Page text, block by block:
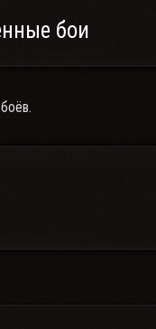
бои